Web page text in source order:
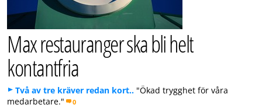
Max restauranger ska bli helt
kontantfria
Två av tre kräver redan kort.. "Ökad trygghet för våra
medarbetare."
0